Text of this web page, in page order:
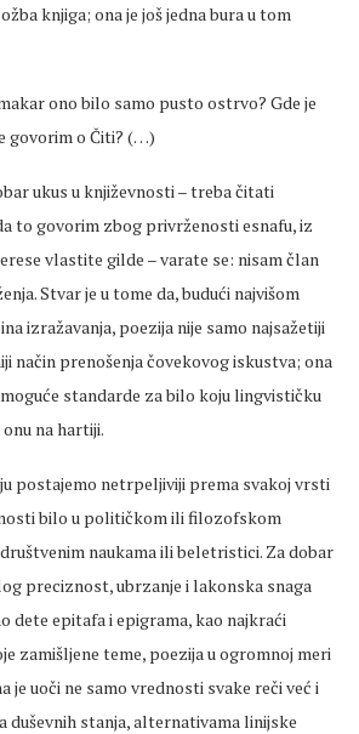
knjiga; ona je još jedna bura u tom
ono bilo samo pusto ostrvo? Gde je
govorim o Čiti? (…)
ukus u književnosti – treba čitati
to govorim zbog privrženosti esnafu, iz
vlastite gilde – varate se: nisam član
Stvar je u tome da, budući najvišom
izražavanja, poezija nije samo najsažetiji
način prenošenja čovekovog iskustva; ona
standarde za bilo koju lingvističku
na hartiji.
postajemo netrpeljiviji prema svakoj vrsti
bilo u političkom ili filozofskom
naukama ili beletristici. Za dobar
preciznost, ubrzanje i lakonska snaga
dete epitafa i epigrama, kao najkraći
zamišljene teme, poezija u ogromnoj meri
je uoči ne samo vrednosti svake reči već i
duševnih stanja, alternativama linijske